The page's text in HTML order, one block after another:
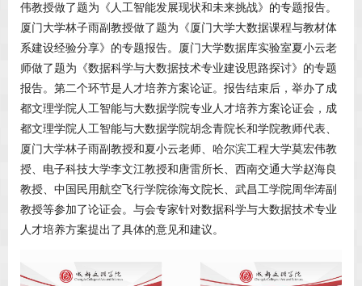
伟教授做了题为《人工智能发展现状和未来挑战》的专题报告。
厦门大学林子雨副教授做了题为《厦门大学大数据课程与教材体
系建设经验分享》的专题报告。厦门大学数据库实验室夏小云老
师做了题为《数据科学与大数据技术专业建设思路探讨》的专题
报告。第二个环节是人才培养方案论证。报告结束后，举办了成
都文理学院人工智能与大数据学院专业人才培养方案论证会，成
都文理学院人工智能与大数据学院胡念青院长和学院教师代表、
厦门大学林子雨副教授和夏小云老师、哈尔滨工程大学莫宏伟教
授、电子科技大学李文江教授和唐雷所长、西南交通大学赵海良
教授、中国民用航空飞行学院徐海文院长、武昌工学院周华涛副
教授等参加了论证会。与会专家针对数据科学与大数据技术专业
人才培养方案提出了具体的意见和建议。